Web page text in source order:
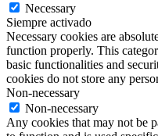
Necessary
Siempre activado
Necessary cookies are
function properly. This
basic functionalities and
cookies do not store any
Non-necessary
Non-necessary
Any cookies that may not be